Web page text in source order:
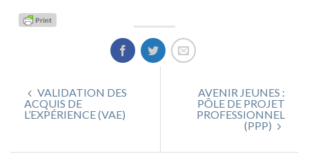
VALIDATION DES
ACQUIS DE
L’EXPÉRIENCE (VAE)
AVENIR JEUNES :
PÔLE DE PROJET
PROFESSIONNEL
(PPP)